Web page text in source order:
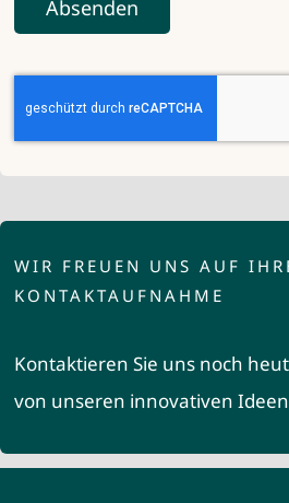
Absenden
WIR FREUEN UNS AUF
KONTAKTAUFNAHME
Kontaktieren Sie uns noch
von unseren innovativen